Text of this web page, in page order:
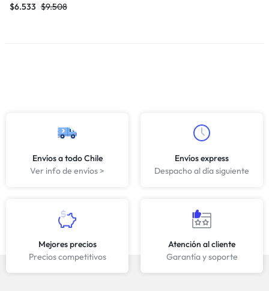
$9.508
$6.533
Envíos a todo Chile
Ver info de envíos >
Envíos express
Despacho al día siguiente
Mejores precios
Precios competitivos
Atención al cliente
Garantía y soporte